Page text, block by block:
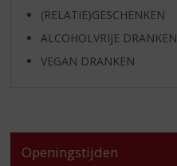
(RELATIE)GESCHENKEN
ALCOHOLVRIJE DRANKEN
VEGAN DRANKEN
Openingstijden